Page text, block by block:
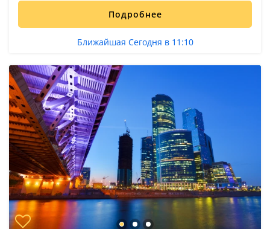
Подробнее
Ближайшая Сегодня в 11:10